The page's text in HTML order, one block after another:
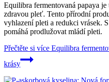
Equilibra fermentovaná papaya
zdravou pleť. Tento přírodní
vyhlazení pleti a redukci vrásek.
pomáhá prodlužovat mládí pleti.
Přečtěte si více Equilibra
krásy